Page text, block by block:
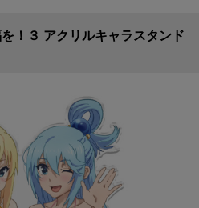
！３ アクリルキャラスタンド